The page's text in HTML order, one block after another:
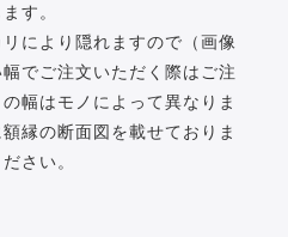
す。
により隠れますので（画像
でご注文いただく際はご注
幅はモノによって異なりま
縁の断面図を載せておりま
さい。